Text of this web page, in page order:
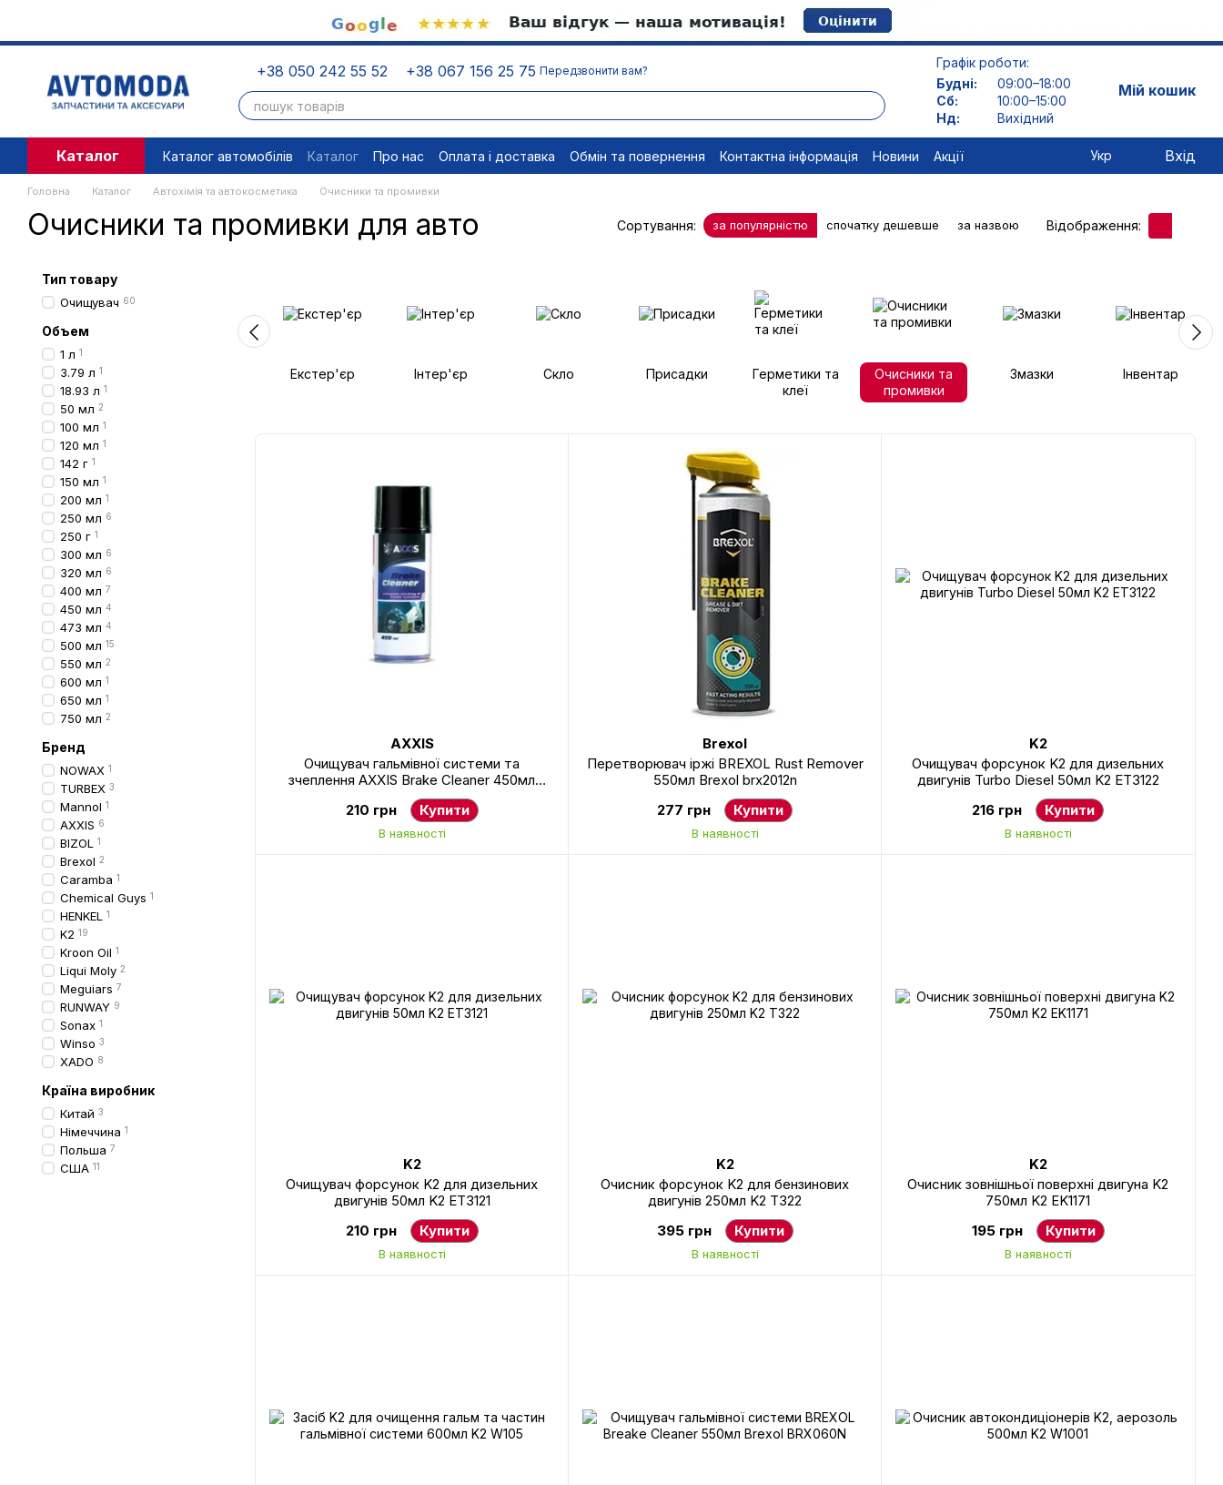
+38 050 242 55 52 +38 067 156 25 75 Передзвонити вам?
Графік роботи:
Будні:
09:00–18:00
Сб:
10:00–15:00
Нд:
Вихідний
Мій кошик
Каталог Каталог автомобілів Каталог Про нас Оплата і доставка Обмін та повернення Контактна інформація Новини
Акції
Угода користувача
Правові документи Відписатися
Укр Вхід
Головна Каталог Автохімія та автокосметика Очисники та промивки
Очисники та промивки для авто Сортування: за популярністю спочатку дешевше за назвою Відображення:
Екстер'єр Інтер'єр Скло Присадки
Герметики та
клеї
Очисники та
промивки
Змазки Інвентар
AXXIS
Очищувач гальмівної системи та
зчеплення AXXIS Brake Cleaner 450мл
AXXIS VSB060
210 грн Купити
В наявності
Brexol
Перетворювач іржі BREXOL Rust Remover
550мл Brexol brx2012n
277 грн
Купити
В наявності
K2
Очищувач форсунок K2 для дизельних
двигунів Turbo Diesel 50мл K2 ET3122
216 грн
Купити
В наявності
K2
Очищувач форсунок K2 для дизельних
двигунів 50мл K2 ET3121
210 грн
Купити
В наявності
K2
Очисник форсунок K2 для бензинових
двигунів 250мл K2 T322
395 грн
Купити
В наявності
K2
Очисник зовнішньої поверхні двигуна K2
750мл K2 EK1171
195 грн
Купити
В наявності
Тип товару
Очищувач 60
Объем
1 л 1
3.79 л 1
18.93 л 1
50 мл 2
100 мл 1
120 мл 1
142 г 1
150 мл 1
200 мл 1
250 мл 6
250 г 1
300 мл 6
320 мл 6
400 мл 7
450 мл 4
473 мл 4
500 мл 15
550 мл 2
600 мл 1
650 мл 1
750 мл 2
Бренд
NOWAX 1
TURBEX 3
Mannol 1
AXXIS 6
BIZOL 1
Brexol 2
Caramba 1
Chemical Guys 1
HENKEL 1
K2 19
Kroon Oil 1
Liqui Moly 2
Meguiars 7
RUNWAY 9
Sonax 1
Winso 3
XADO 8
Країна виробник
Китай 3
Німеччина 1
Польша 7
США 11